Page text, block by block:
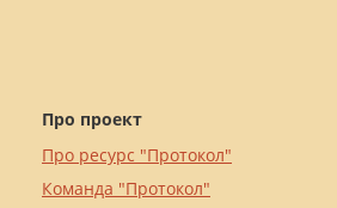
Про проект
Про ресурс "Протокол"
Команда "Протокол"